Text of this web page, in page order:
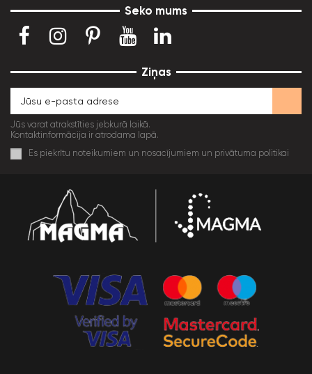
Seko mums
Ziņas
Jūs varat atrakstīties jebkurā laikā.
Kontaktinformācija ir atrodama lapā.
Es piekrītu noteikumiem un nosacījumiem un privātuma politikai